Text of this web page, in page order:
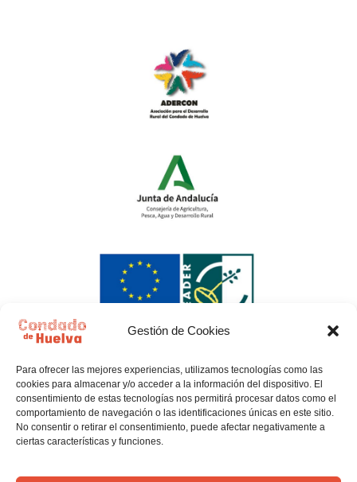
Gestión de Cookies
Para ofrecer las mejores experiencias, utilizamos tecnologías como las
cookies para almacenar y/o acceder a la información del dispositivo. El
consentimiento de estas tecnologías nos permitirá procesar datos como el
comportamiento de navegación o las identificaciones únicas en este sitio.
No consentir o retirar el consentimiento, puede afectar negativamente a
ciertas características y funciones.Política de privacidad